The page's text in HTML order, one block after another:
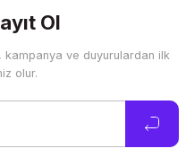
Ol
kampanya ve duyurulardan ilk
olur.